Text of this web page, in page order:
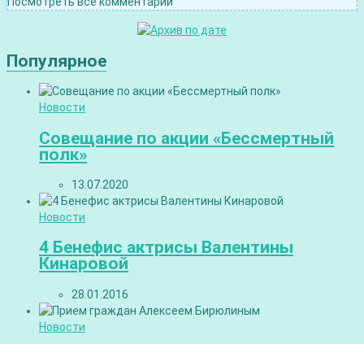
Популярное
Новости
Совещание по акции «Бессмертный
полк»
13.07.2020
Новости
4 Бенефис актрисы Валентины
Кинаровой
28.01.2016
Новости